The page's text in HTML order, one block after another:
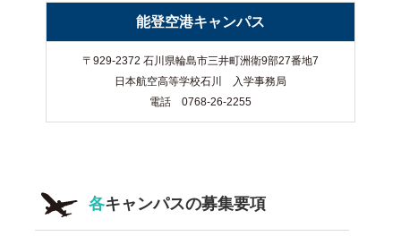
能登空港キャンパス
〒929-2372 石川県輪島市三井町洲衛9部27番地7
日本航空高等学校石川 入学事務局
電話 0768-26-2255
各キャンパスの募集要項